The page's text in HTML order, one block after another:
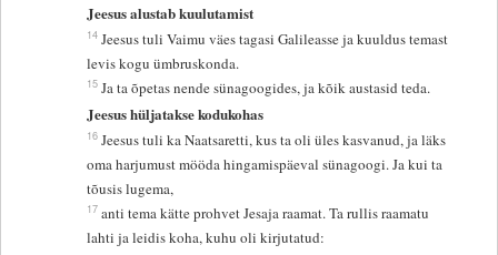
Jeesus alustab kuulutamist
14 Jeesus tuli Vaimu väes tagasi Galileasse ja kuuldus temast
levis kogu ümbruskonda.
15 Ja ta õpetas nende sünagoogides, ja kõik austasid teda.
Jeesus hüljatakse kodukohas
16 Jeesus tuli ka Naatsaretti, kus ta oli üles kasvanud, ja läks
oma harjumust mööda hingamispäeval sünagoogi. Ja kui ta
tõusis lugema,
17 anti tema kätte prohvet Jesaja raamat. Ta rullis raamatu
lahti ja leidis koha, kuhu oli kirjutatud: